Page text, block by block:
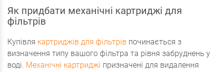
Як придбати механічні картриджі для
фільтрів
Купівля картриджів для фільтрів починається з
визначення типу вашого фільтра та рівня забруднень у
воді. Механічні картриджі призначені для видалення